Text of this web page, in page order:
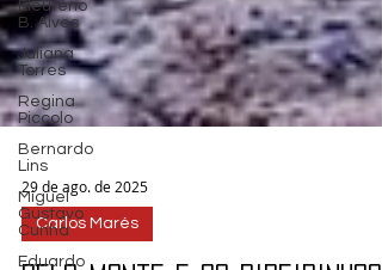
Eleutério
B. Alves
Juliana
Torres
Regina
Piccolo
Bernardo
Lins
Miguel
Gustavo
Cunha
Eduardo
29 de ago. de 2025
Carlos Marés